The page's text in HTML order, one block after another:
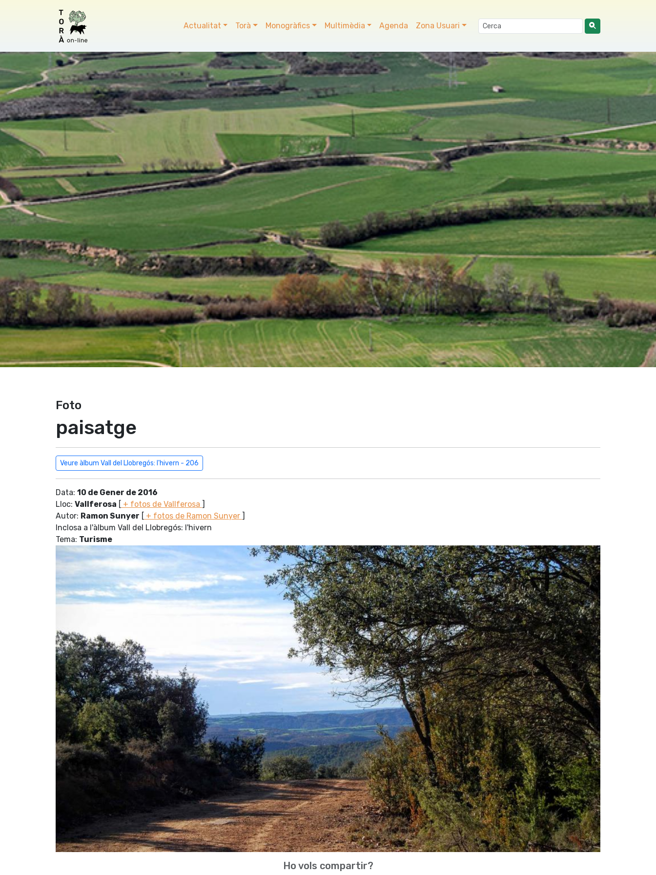
Actualitat Torà Monogràfics Multimèdia Agenda Zona Usuari
Foto
paisatge
Veure àlbum Vall del Llobregós: l'hivern - 206
Data: 10 de Gener de 2016
Lloc: Vallferosa [ + fotos de Vallferosa ]
Autor: Ramon Sunyer [ + fotos de Ramon Sunyer ]
Inclosa a l'àlbum Vall del Llobregós: l'hivern
Tema: Turisme
Ho vols compartir?